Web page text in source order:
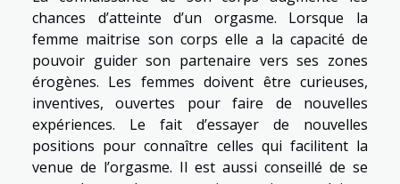
chances d’atteinte d’un orgasme. Lorsque la
femme maitrise son corps elle a la capacité de
pouvoir guider son partenaire vers ses zones
érogènes. Les femmes doivent être curieuses,
inventives, ouvertes pour faire de nouvelles
expériences. Le fait d’essayer de nouvelles
positions pour connaître celles qui facilitent la
venue de l’orgasme. Il est aussi conseillé de se